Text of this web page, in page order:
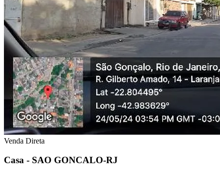
Venda Direta
Casa - SAO GONCALO-RJ